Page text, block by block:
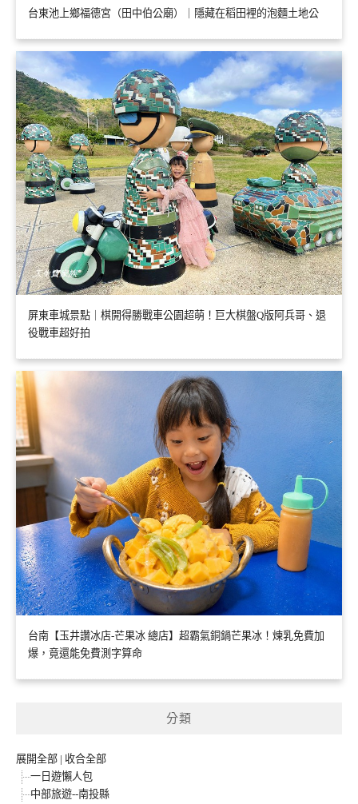
台東池上鄉福德宮（田中伯公廟）｜隱藏在稻田裡的泡麵土地公
屏東車城景點｜棋開得勝戰車公園超萌！巨大棋盤Q版阿兵哥、退
役戰車超好拍
台南【玉井讚冰店-芒果冰 總店】超霸氣銅鍋芒果冰！煉乳免費加
爆，竟還能免費測字算命
分類
展開全部 | 收合全部
一日遊懶人包
中部旅遊--南投縣